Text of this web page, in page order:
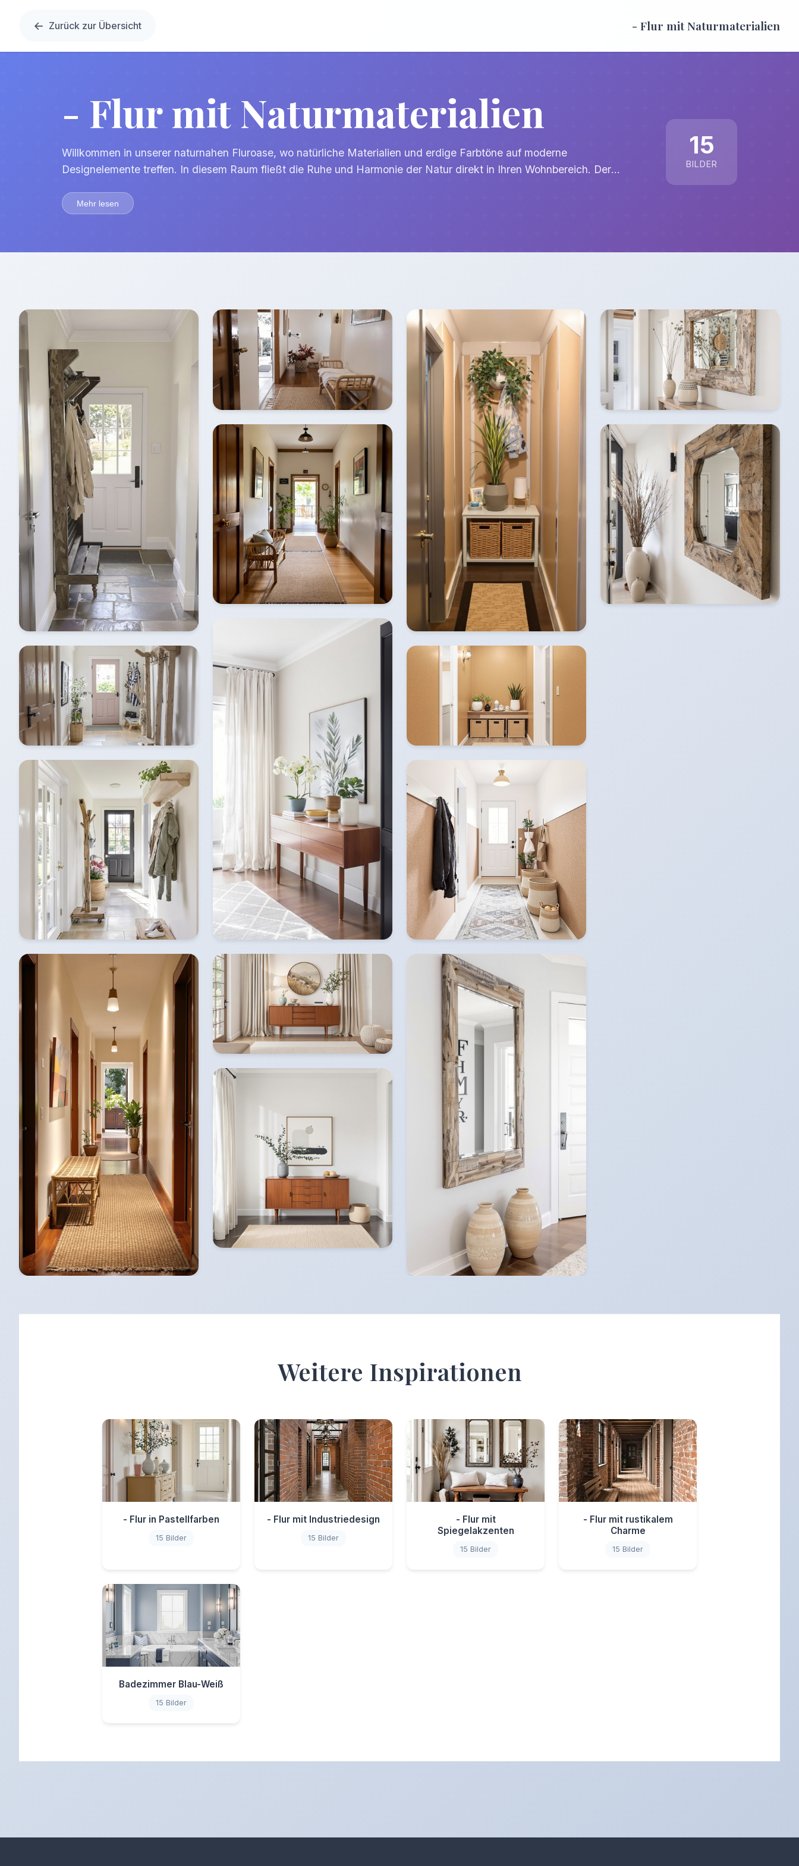
Zurück zur Übersicht - Flur mit Naturmaterialien
- Flur mit Naturmaterialien
Willkommen in unserer naturnahen Fluroase, wo natürliche Materialien und erdige Farbtöne auf moderne
Designelemente treffen. In diesem Raum fließt die Ruhe und Harmonie der Natur direkt in Ihren Wohnbereich. Der
das zum Verweilen einlädt. Helle Holzdielen und ein großer Spiegel mit rustikalem Holzrahmen verleihen dem Raum
Nachhaltigkeit und einen bewussten Umgang mit Ressourcen, ohne dabei auf Stil und Ästhetik zu verzichten. Diese
Einrichtungsidee bringt die Schönheit der Natur in Ihr Zuhause und schafft eine Atmosphäre der Ruhe und
Entspannung.
Mehr lesen
15
BILDER
Weitere Inspirationen
- Flur in Pastellfarben
15 Bilder
- Flur mit Industriedesign
15 Bilder
- Flur mit
Spiegelakzenten
15 Bilder
- Flur mit rustikalem
Charme
15 Bilder
Badezimmer Blau-Weiß
15 Bilder